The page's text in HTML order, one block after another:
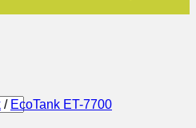
/ EcoTank ET-7700